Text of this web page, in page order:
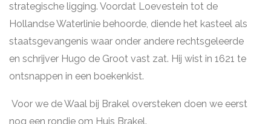
strategische ligging. Voordat Loevestein tot de
Hollandse Waterlinie behoorde, diende het kasteel als
staatsgevangenis waar onder andere rechtsgeleerde
en schrijver Hugo de Groot vast zat. Hij wist in 1621 te
ontsnappen in een boekenkist.
Voor we de Waal bij Brakel oversteken doen we eerst
nog een rondje om Huis Brakel.